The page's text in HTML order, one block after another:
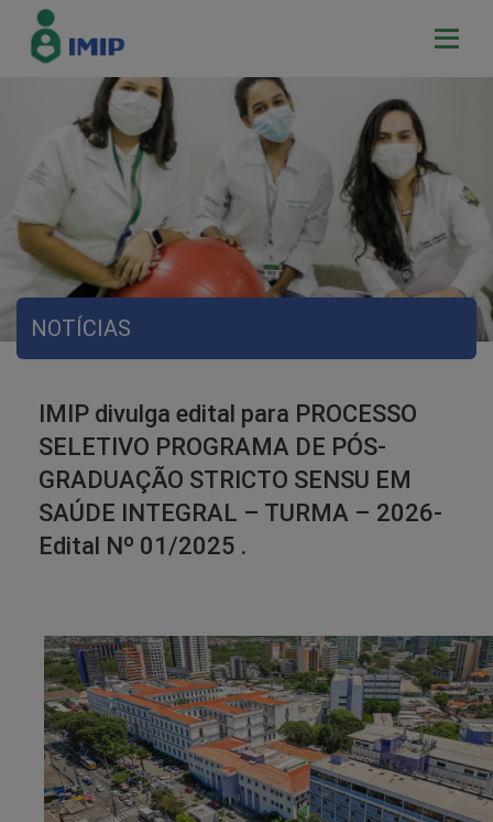
NOTÍCIAS
IMIP divulga edital para PROCESSO
SELETIVO PROGRAMA DE PÓS-
GRADUAÇÃO STRICTO SENSU EM
SAÚDE INTEGRAL – TURMA – 2026-
Edital Nº 01/2025 .